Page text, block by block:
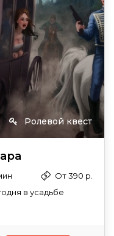
Ролевой квест
От 390 р.
в усадьбе